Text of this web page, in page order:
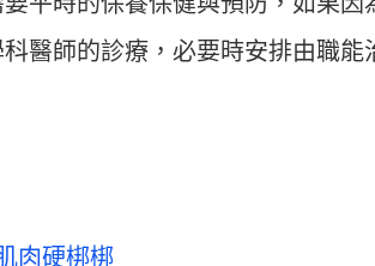
醫師的診療，必要時安排由職能
肉硬梆梆